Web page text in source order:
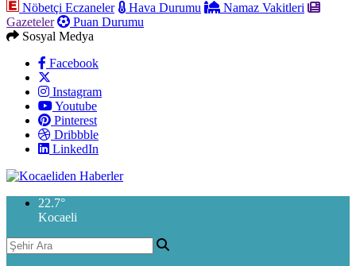
Nöbetçi Eczaneler
Hava Durumu
Namaz Vakitleri
Gazeteler
Puan Durumu
Sosyal Medya
Facebook
Instagram
Youtube
Pinterest
Dribbble
LinkedIn
22.7°
Kocaeli